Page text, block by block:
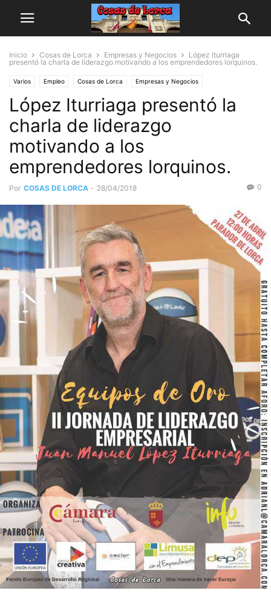
Inicio Cosas de Lorca Empresas y Negocios
López Iturriaga
presentó la charla de liderazgo motivando a los emprendedores lorquinos.
Varios Empleo Cosas de Lorca Empresas y Negocios
López Iturriaga presentó la
charla de liderazgo
motivando a los
emprendedores lorquinos.
Por COSAS DE LORCA - 28/04/2018 0